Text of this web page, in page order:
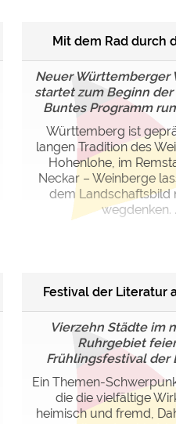
Mit dem Rad durch
Neuer Württemberger
startet zum Beginn
Buntes Programm
Württemberg ist
langen Tradition des
Hohenlohe, im
Neckar – Weinberge
dem Landschaftsbild
wegdenken.
Festival der Literatur
Vierzehn Städte im
Ruhrgebiet
Frühlingsfestival der
Ein Themen-
die die vielfältige
heimisch und fremd,
https://policies.google.com/privacy
https://policies.google.com/privacy
https://policies.google.com/privacy
https://policies.google.com/privacy